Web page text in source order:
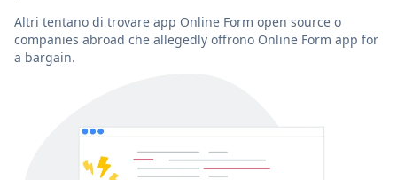
Altri tentano di trovare app Online Form open source o
companies abroad che allegedly offrono Online Form app for
a bargain.